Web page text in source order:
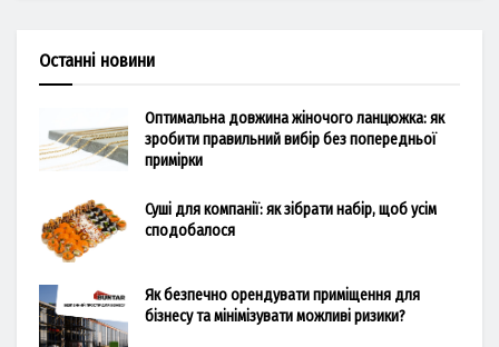
Останні новини
Оптимальна довжина жіночого ланцюжка: як
зробити правильний вибір без попередньої
примірки
Суші для компанії: як зібрати набір, щоб усім
сподобалося
Як безпечно орендувати приміщення для
бізнесу та мінімізувати можливі ризики?